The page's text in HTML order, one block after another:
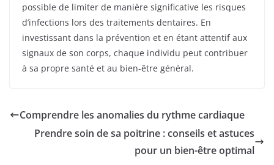
possible de limiter de manière significative les risques
d’infections lors des traitements dentaires. En
investissant dans la prévention et en étant attentif aux
signaux de son corps, chaque individu peut contribuer
à sa propre santé et au bien-être général.
Comprendre les anomalies du rythme cardiaque
Prendre soin de sa poitrine : conseils et astuces
pour un bien-être optimal